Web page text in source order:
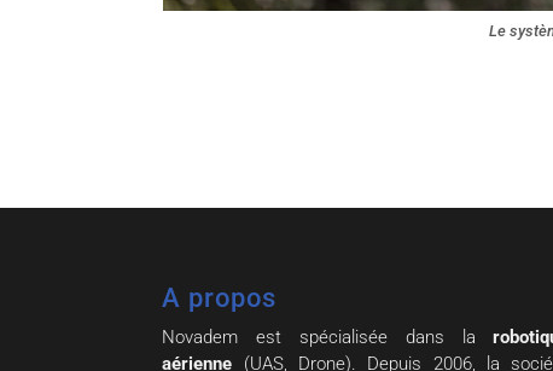
Le
A propos
Novadem est spécialisée dans la
aérienne (UAS, Drone). Depuis 2006, la